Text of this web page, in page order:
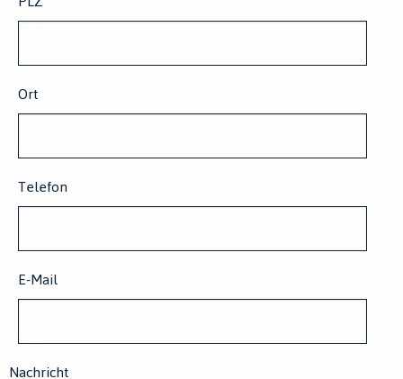
Ort
Land
Telefon
E-Mail
Nachricht